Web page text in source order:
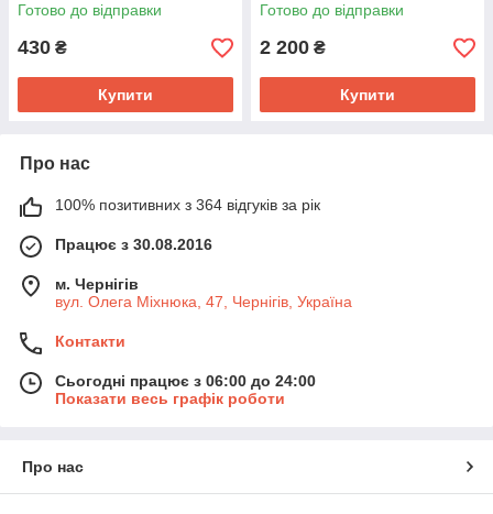
Готово до відправки
430 ₴
Купити
Готово до відправки
2 200 ₴
Купити
Про нас
100% позитивних з 364 відгуків за рік
Працює з 30.08.2016
м. Чернігів
вул. Олега Міхнюка, 47, Чернігів, Україна
Контакти
Сьогодні працює з 06:00 до 24:00
Показати весь графік роботи
Про нас